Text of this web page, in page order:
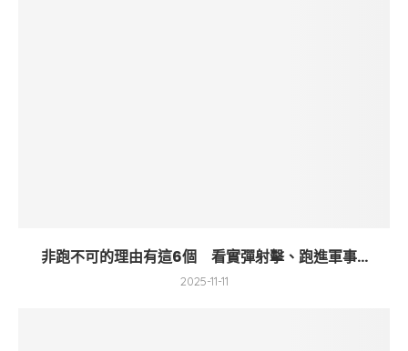
非跑不可的理由有這6個 看實彈射擊、跑進軍事...
2025-11-11